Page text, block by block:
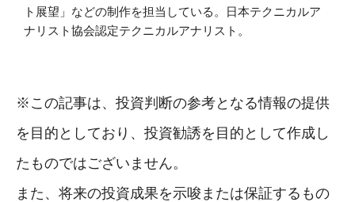
ト展望」などの制作を担当している。日本テクニカルア
ナリスト協会認定テクニカルアナリスト。
※この記事は、投資判断の参考となる情報の提供
を目的としており、投資勧誘を目的として作成し
たものではございません。
また、将来の投資成果を示唆または保証するもの